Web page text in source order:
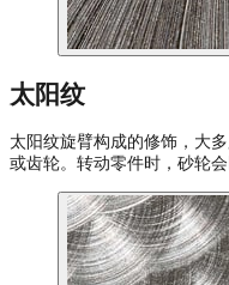
太阳纹
太阳纹旋臂构成的修饰，大
或齿轮。转动零件时，砂轮